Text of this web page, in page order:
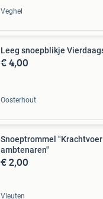
Veghel
Leeg snoepblikje
€ 4,00
Oosterhout
Snoeptrommel
ambtenaren"
€ 2,00
Vleuten